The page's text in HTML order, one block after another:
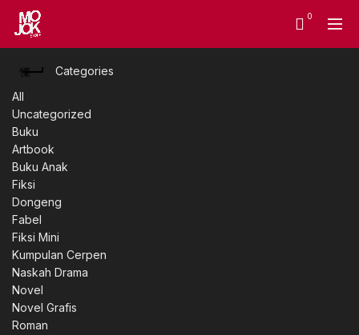
0
Categories
All
Uncategorized
Buku
Artbook
Buku Anak
Fiksi
Dongeng
Fabel
Fiksi Mini
Kumpulan Cerpen
Naskah Drama
Novel
Novel Grafis
Roman